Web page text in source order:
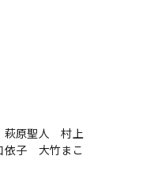
原聖人 村上
子 大竹まこ